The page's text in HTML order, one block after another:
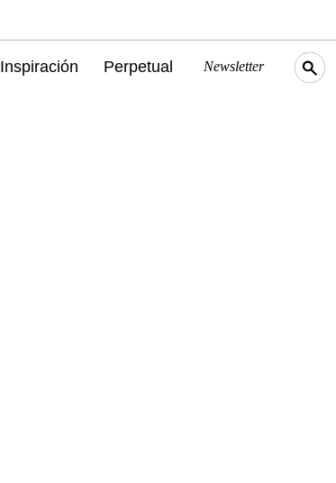
Inspiración Perpetual Newsletter